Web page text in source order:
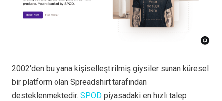
2002'den bu yana kişiselleştirilmiş giysiler sunan küresel
bir platform olan Spreadshirt tarafından
desteklenmektedir. SPOD piyasadaki en hızlı talep